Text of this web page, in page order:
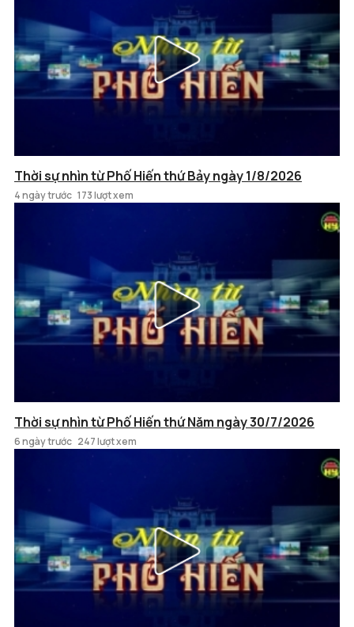
Thời sự nhìn từ Phố Hiến thứ Bảy ngày 1/8/2026
4 ngày trước 173 lượt xem
Thời sự nhìn từ Phố Hiến thứ Năm ngày 30/7/2026
6 ngày trước 247 lượt xem